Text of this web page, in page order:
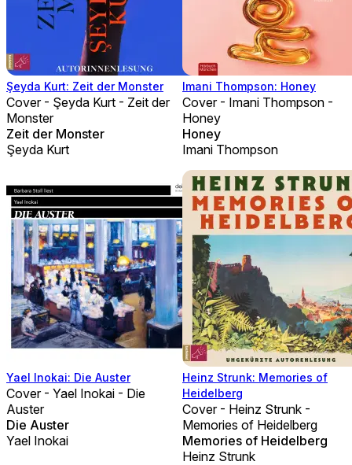
Şeyda Kurt: Zeit der Monster
Cover - Şeyda Kurt - Zeit der
Monster
Zeit der Monster
Şeyda Kurt
Imani Thompson: Honey
Cover - Imani Thompson -
Honey
Honey
Imani Thompson
Yael Inokai: Die Auster
Cover - Yael Inokai - Die
Auster
Die Auster
Yael Inokai
Heinz Strunk: Memories of
Heidelberg
Cover - Heinz Strunk -
Memories of Heidelberg
Memories of Heidelberg
Heinz Strunk